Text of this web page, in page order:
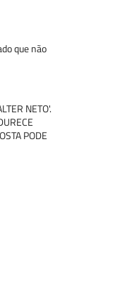
que não
NETO'.
PODE